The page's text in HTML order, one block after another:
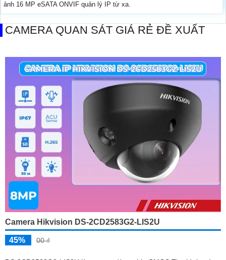
ảnh 16 MP eSATA ONVIF quản lý IP từ xa.
CAMERA QUAN SÁT GIÁ RẺ ĐỀ XUẤT
Camera Hikvision DS-2CD2583G2-LIS2U
45% 00 ₫